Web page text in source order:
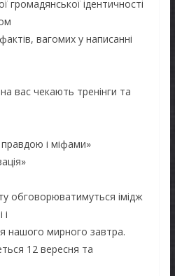
громадянської ідентичності
вагомих у написанні
вас чекають тренінги та
правдою і міфами»
обговорюватимуться імідж
і
нашого мирного завтра.
12 вересня та